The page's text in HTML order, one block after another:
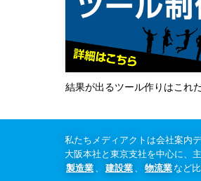
結果が出るツール作りはこれ
私たちメディアクトは会社案内
大阪本社と東京支社を中心に、
製造業
建設業 物流業など